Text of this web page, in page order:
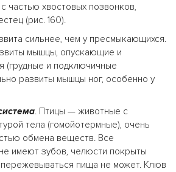
частью хвостовых позвонков,
(рис. 160).
сильнее, чем у пресмыкающихся.
мышцы, опускающие и
(грудные и подключичные
развиты мышцы ног, особенно у
. Птицы — животные с
тела (гомойотермные), очень
обмена веществ. Все
имеют зубов, челюсти покрыты
пища не может. Клюв